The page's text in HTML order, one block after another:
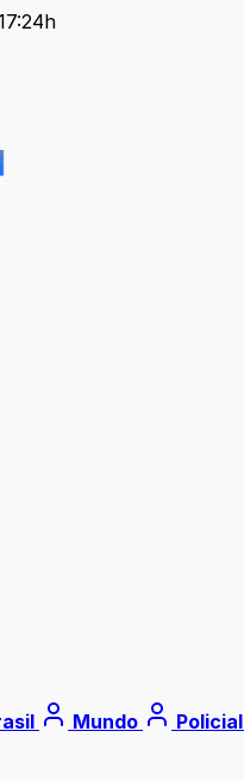
Mundo Policial